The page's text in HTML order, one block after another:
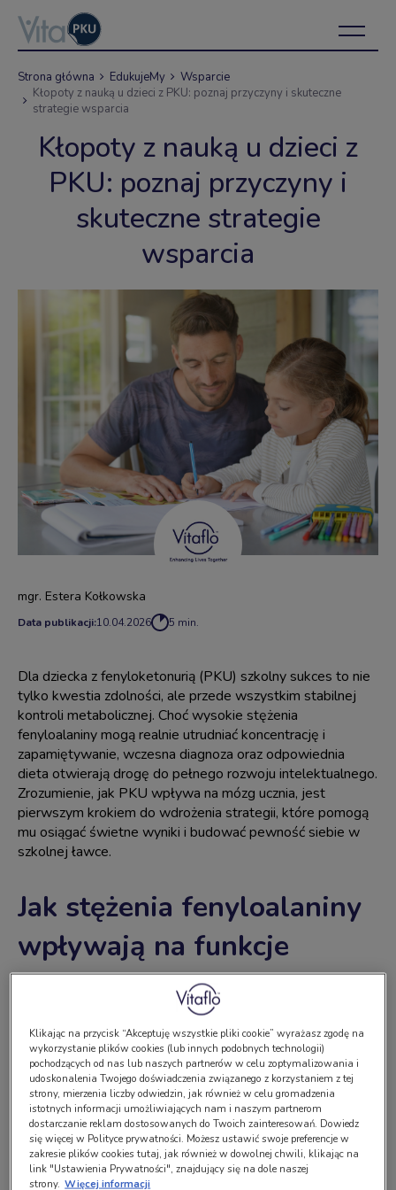
Strona główna EdukujeMy
Wsparcie
Kłopoty z nauką u dzieci z PKU: poznaj przyczyny i skuteczne
strategie wsparcia
Kłopoty z nauką u dzieci z
PKU: poznaj przyczyny i
skuteczne strategie
wsparcia
Data publikacji:10.04.2026 5 min.
mgr. Estera Kołkowska
Dla dziecka z fenyloketonurią (PKU) szkolny sukces to nie
tylko kwestia zdolności, ale przede wszystkim stabilnej
kontroli metabolicznej. Choć wysokie stężenia
fenyloalaniny mogą realnie utrudniać koncentrację i
zapamiętywanie, wczesna diagnoza oraz odpowiednia
dieta otwierają drogę do pełnego rozwoju intelektualnego.
Zrozumienie, jak PKU wpływa na mózg ucznia, jest
pierwszym krokiem do wdrożenia strategii, które pomogą
mu osiągać świetne wyniki i budować pewność siebie w
szkolnej ławce.
Jak stężenia fenyloalaniny
wpływają na funkcje
poznawcze dziecka?
Stężenia fenyloalaniny odgrywają kluczową rolę w
funkcjonowaniu poznawczym dzieci z PKU. Wysokie
stężenia Phe mogą spowodowaćzauważalne obniżenie
ilorazu inteligencji(IQ) orazwpływają negatywnie na
funkcje wykonawcze, które są fundamentalne dla
efektywnej nauki. Przede wszystkim są todeficyty
pamięci roboczej, co może objawiać się trudnościami w
zapamiętywaniu instrukcji zadania, przepisywaniu z tablicy
Klikając na przycisk “Akceptuję wszystkie pliki cookie” wyrażasz zgodę na
wykorzystanie plików cookies (lub innych podobnych technologii)
pochodzących od nas lub naszych partnerów w celu zoptymalizowania i
udoskonalenia Twojego doświadczenia związanego z korzystaniem z tej
strony, mierzenia liczby odwiedzin, jak również w celu gromadzenia
istotnych informacji umożliwiających nam i naszym partnerom
dostarczanie reklam dostosowanych do Twoich zainteresowań. Dowiedz
się więcej w Polityce prywatności. Możesz ustawić swoje preferencje w
zakresie plików cookies tutaj, jak również w dowolnej chwili, klikając na
link "Ustawienia Prywatności", znajdujący się na dole naszej
strony. Więcej informacji